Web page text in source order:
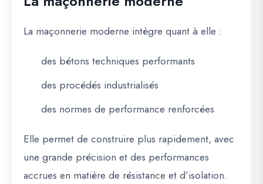
La maçonnerie moderne intègre quant à elle :
des bétons techniques performants
des procédés industrialisés
des normes de performance renforcées
Elle permet de construire plus rapidement, avec
une grande précision et des performances
accrues en matière de résistance et d’isolation.